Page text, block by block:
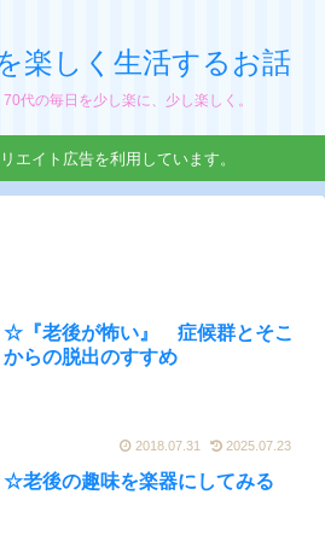
楽しく生活するお話
代の毎日を少し楽に、少し楽しく。
エイト広告を利用しています。
☆『老後が怖い』 症候群とそこ
からの脱出のすすめ
2018.07.31 2025.07.23
☆老後の趣味を楽器にしてみる